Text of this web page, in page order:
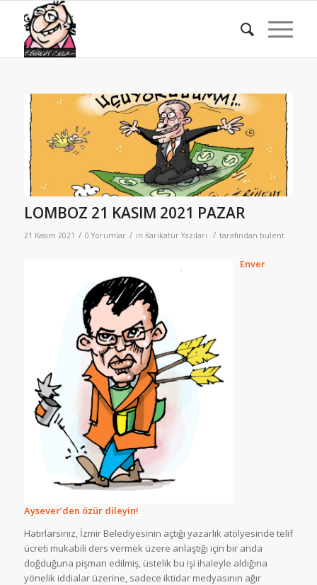
LOMBOZ 21 KASIM 2021 PAZAR
21 Kasım 2021 / 0 Yorumlar / in Karikatür Yazıları / tarafından bulent
Enver
Aysever’den özür dileyin!
Hatırlarsınız, İzmir Belediyesinin açtığı yazarlık atölyesinde telif
ücreti mukabili ders vermek üzere anlaştığı için bir anda
doğduğuna pişman edilmiş, üstelik bu işi ihaleyle aldığına
yönelik iddialar üzerine, sadece iktidar medyasının ağır